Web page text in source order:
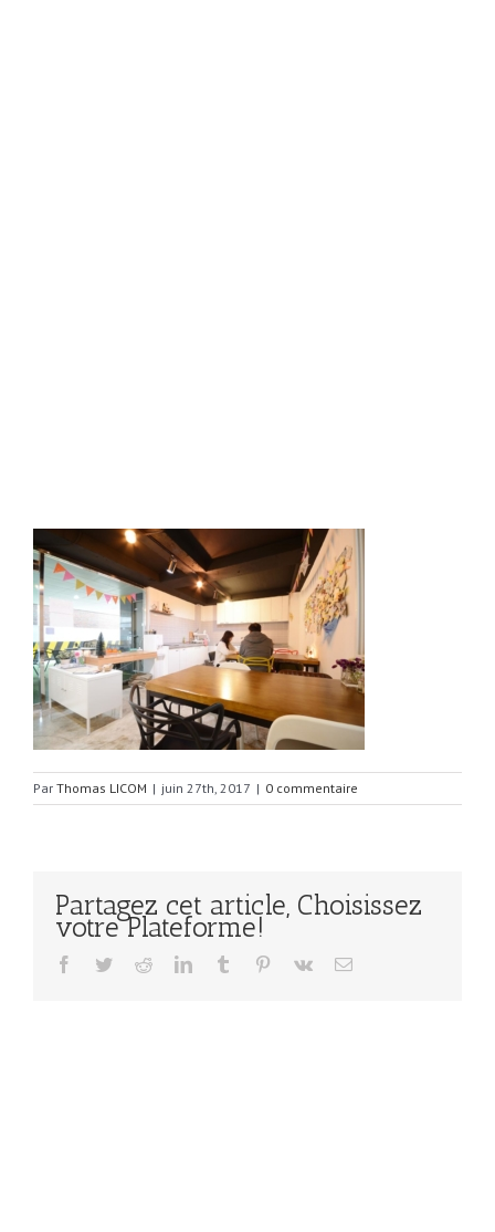
Par Thomas LICOM | juin 27th, 2017 | 0 commentaire
Partagez cet article, Choisissez
votre Plateforme!
Facebook
TwitterRedditLinkedInTumblr Pinterest
Vk Email